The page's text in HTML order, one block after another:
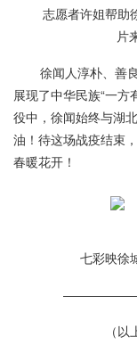
志愿者许姐帮助
片
徐闻人淳朴、善
展现了中华民族“一方
役中，徐闻始终与湖
油！待这场战疫结束
春暖花开！
七彩映徐
（